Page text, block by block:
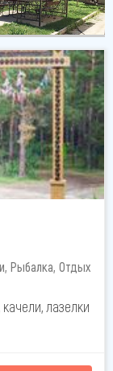
Рыбалка, Отдых
лазелки